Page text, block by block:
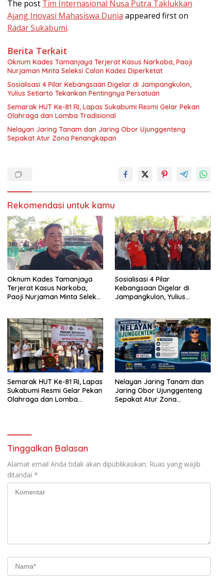
The post Tim Internasional Nusa Putra Taklukkan
Ajang Inovasi Mahasiswa Dunia appeared first on
Radar Sukabumi.
Berita Terkait
Oknum Kades Tamanjaya Terjerat Kasus Narkoba, Paoji
Nurjaman Minta Seleksi Calon Kades Diperketat
Sosialisasi 4 Pilar Kebangsaan Digelar di Jampangkulon,
Yulius Setiarto Tekankan Pentingnya Persatuan
Semarak HUT Ke-81 RI, Lapas Sukabumi Resmi Gelar Pekan
Olahraga dan Lomba Tradisional
Nelayan Jaring Tanam dan Jaring Obor Ujunggenteng
Sepakat Atur Zona Penangkapan
Rekomendasi untuk kamu
Oknum Kades Tamanjaya
Terjerat Kasus Narkoba,
Paoji Nurjaman Minta Seleksi
Sosialisasi 4 Pilar
Kebangsaan Digelar di
Jampangkulon, Yulius
Semarak HUT Ke-81 RI, Lapas
Sukabumi Resmi Gelar Pekan
Olahraga dan Lomba
Nelayan Jaring Tanam dan
Jaring Obor Ujunggenteng
Sepakat Atur Zona
Tinggalkan Balasan
Alamat email Anda tidak akan dipublikasikan. Ruas yang wajib
ditandai *